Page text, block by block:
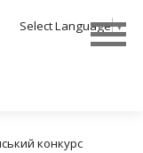
Select Language▼
конкурс